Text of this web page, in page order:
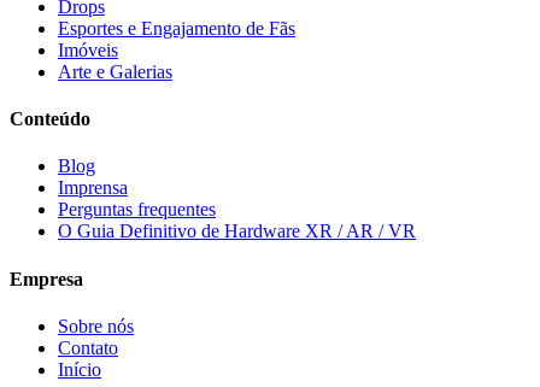
Drops
Esportes e Engajamento de Fãs
Imóveis
Arte e Galerias
Conteúdo
Blog
Imprensa
Perguntas frequentes
O Guia Definitivo de Hardware XR / AR / VR
Empresa
Sobre nós
Contato
Início